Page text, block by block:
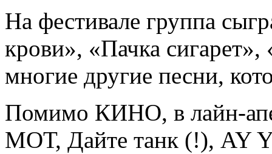
На фестивале группа
крови», «Пачка
многие другие песни,
Помимо КИНО, в лайн-
МОТ, Дайте танк (!), AY